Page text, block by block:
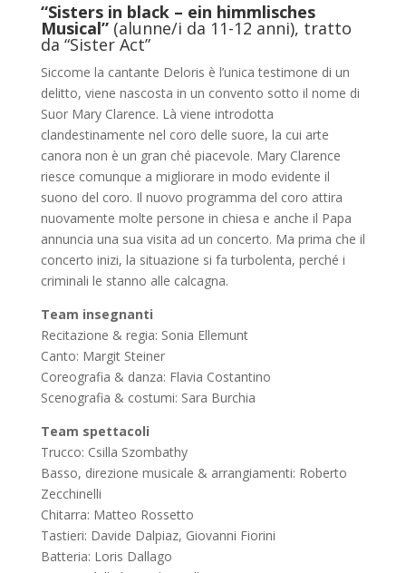
“Sisters in black – ein himmlisches
Musical”(alunne/i da 11-12 anni), tratto
da “Sister Act”
Siccome la cantante Deloris è l’unica testimone di un
delitto, viene nascosta in un convento sotto il nome di
Suor Mary Clarence. Là viene introdotta
clandestinamente nel coro delle suore, la cui arte
canora non è un gran ché piacevole. Mary Clarence
riesce comunque a migliorare in modo evidente il
suono del coro. Il nuovo programma del coro attira
nuovamente molte persone in chiesa e anche il Papa
annuncia una sua visita ad un concerto. Ma prima che il
concerto inizi, la situazione si fa turbolenta, perché i
criminali le stanno alle calcagna.
Team insegnanti
Recitazione & regia: Sonia Ellemunt
Canto: Margit Steiner
Coreografia & danza: Flavia Costantino
Scenografia & costumi: Sara Burchia
Team spettacoli
Trucco: Csilla Szombathy
Basso, direzione musicale & arrangiamenti: Roberto
Zecchinelli
Chitarra: Matteo Rossetto
Tastieri: Davide Dalpiaz, Giovanni Fiorini
Batteria: Loris Dallago